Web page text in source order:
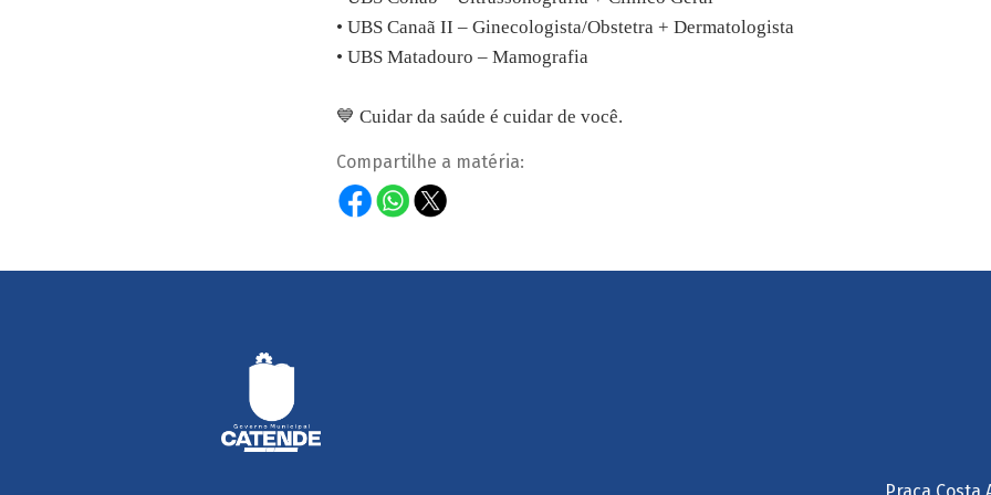
• UBS Canaã II – Ginecologista/Obstetra + Dermatologista
• UBS Matadouro – Mamografia
💙 Cuidar da saúde é cuidar de você.
Compartilhe a matéria: